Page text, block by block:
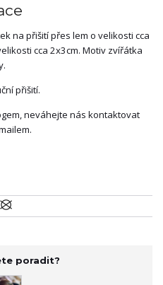
na přišití přes lem o velikosti cca
cca 2x3cm. Motiv zvířátka
přišití.
neváhejte nás kontaktovat
poradit?